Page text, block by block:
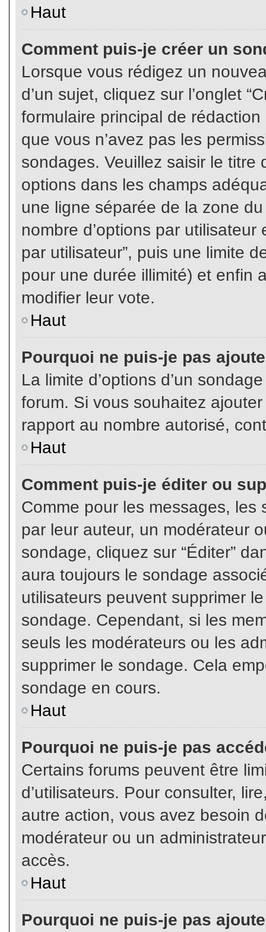
Haut
Comment puis-je créer un
Lorsque vous rédigez un
d’un sujet, cliquez sur l’onglet
formulaire principal de
que vous n’avez pas les
sondages. Veuillez saisir le
options dans les champs
une ligne séparée de la zone
nombre d’options par
par utilisateur”, puis une limite
pour une durée illimité) et enfin
modifier leur vote.
Haut
Pourquoi ne puis-je pas
La limite d’options d’un
forum. Si vous souhaitez
rapport au nombre autorisé,
Haut
Comment puis-je éditer ou
Comme pour les messages,
par leur auteur, un modérateur
sondage, cliquez sur “Éditer”
aura toujours le sondage
utilisateurs peuvent supprimer
sondage. Cependant, si les
seuls les modérateurs ou les
supprimer le sondage. Cela
sondage en cours.
Haut
Pourquoi ne puis-je pas
Certains forums peuvent être
d’utilisateurs. Pour consulter,
autre action, vous avez besoin
modérateur ou un
accès.
Haut
Pourquoi ne puis-je pas